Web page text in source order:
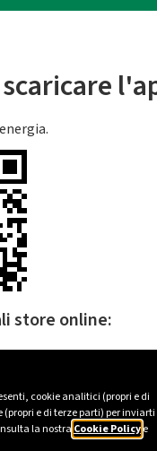
cookie analitici (propri e di
e di terze parti) per inviarti
la nostra Cookie Policye
store online: